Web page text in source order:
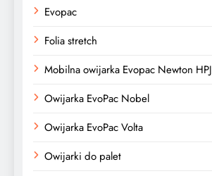
Evopac
Folia stretch
Mobilna owijarka Evopac Newton HPJ
Owijarka EvoPac Nobel
Owijarka EvoPac Volta
Owijarki do palet